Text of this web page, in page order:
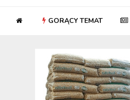
GORĄCY TEMAT